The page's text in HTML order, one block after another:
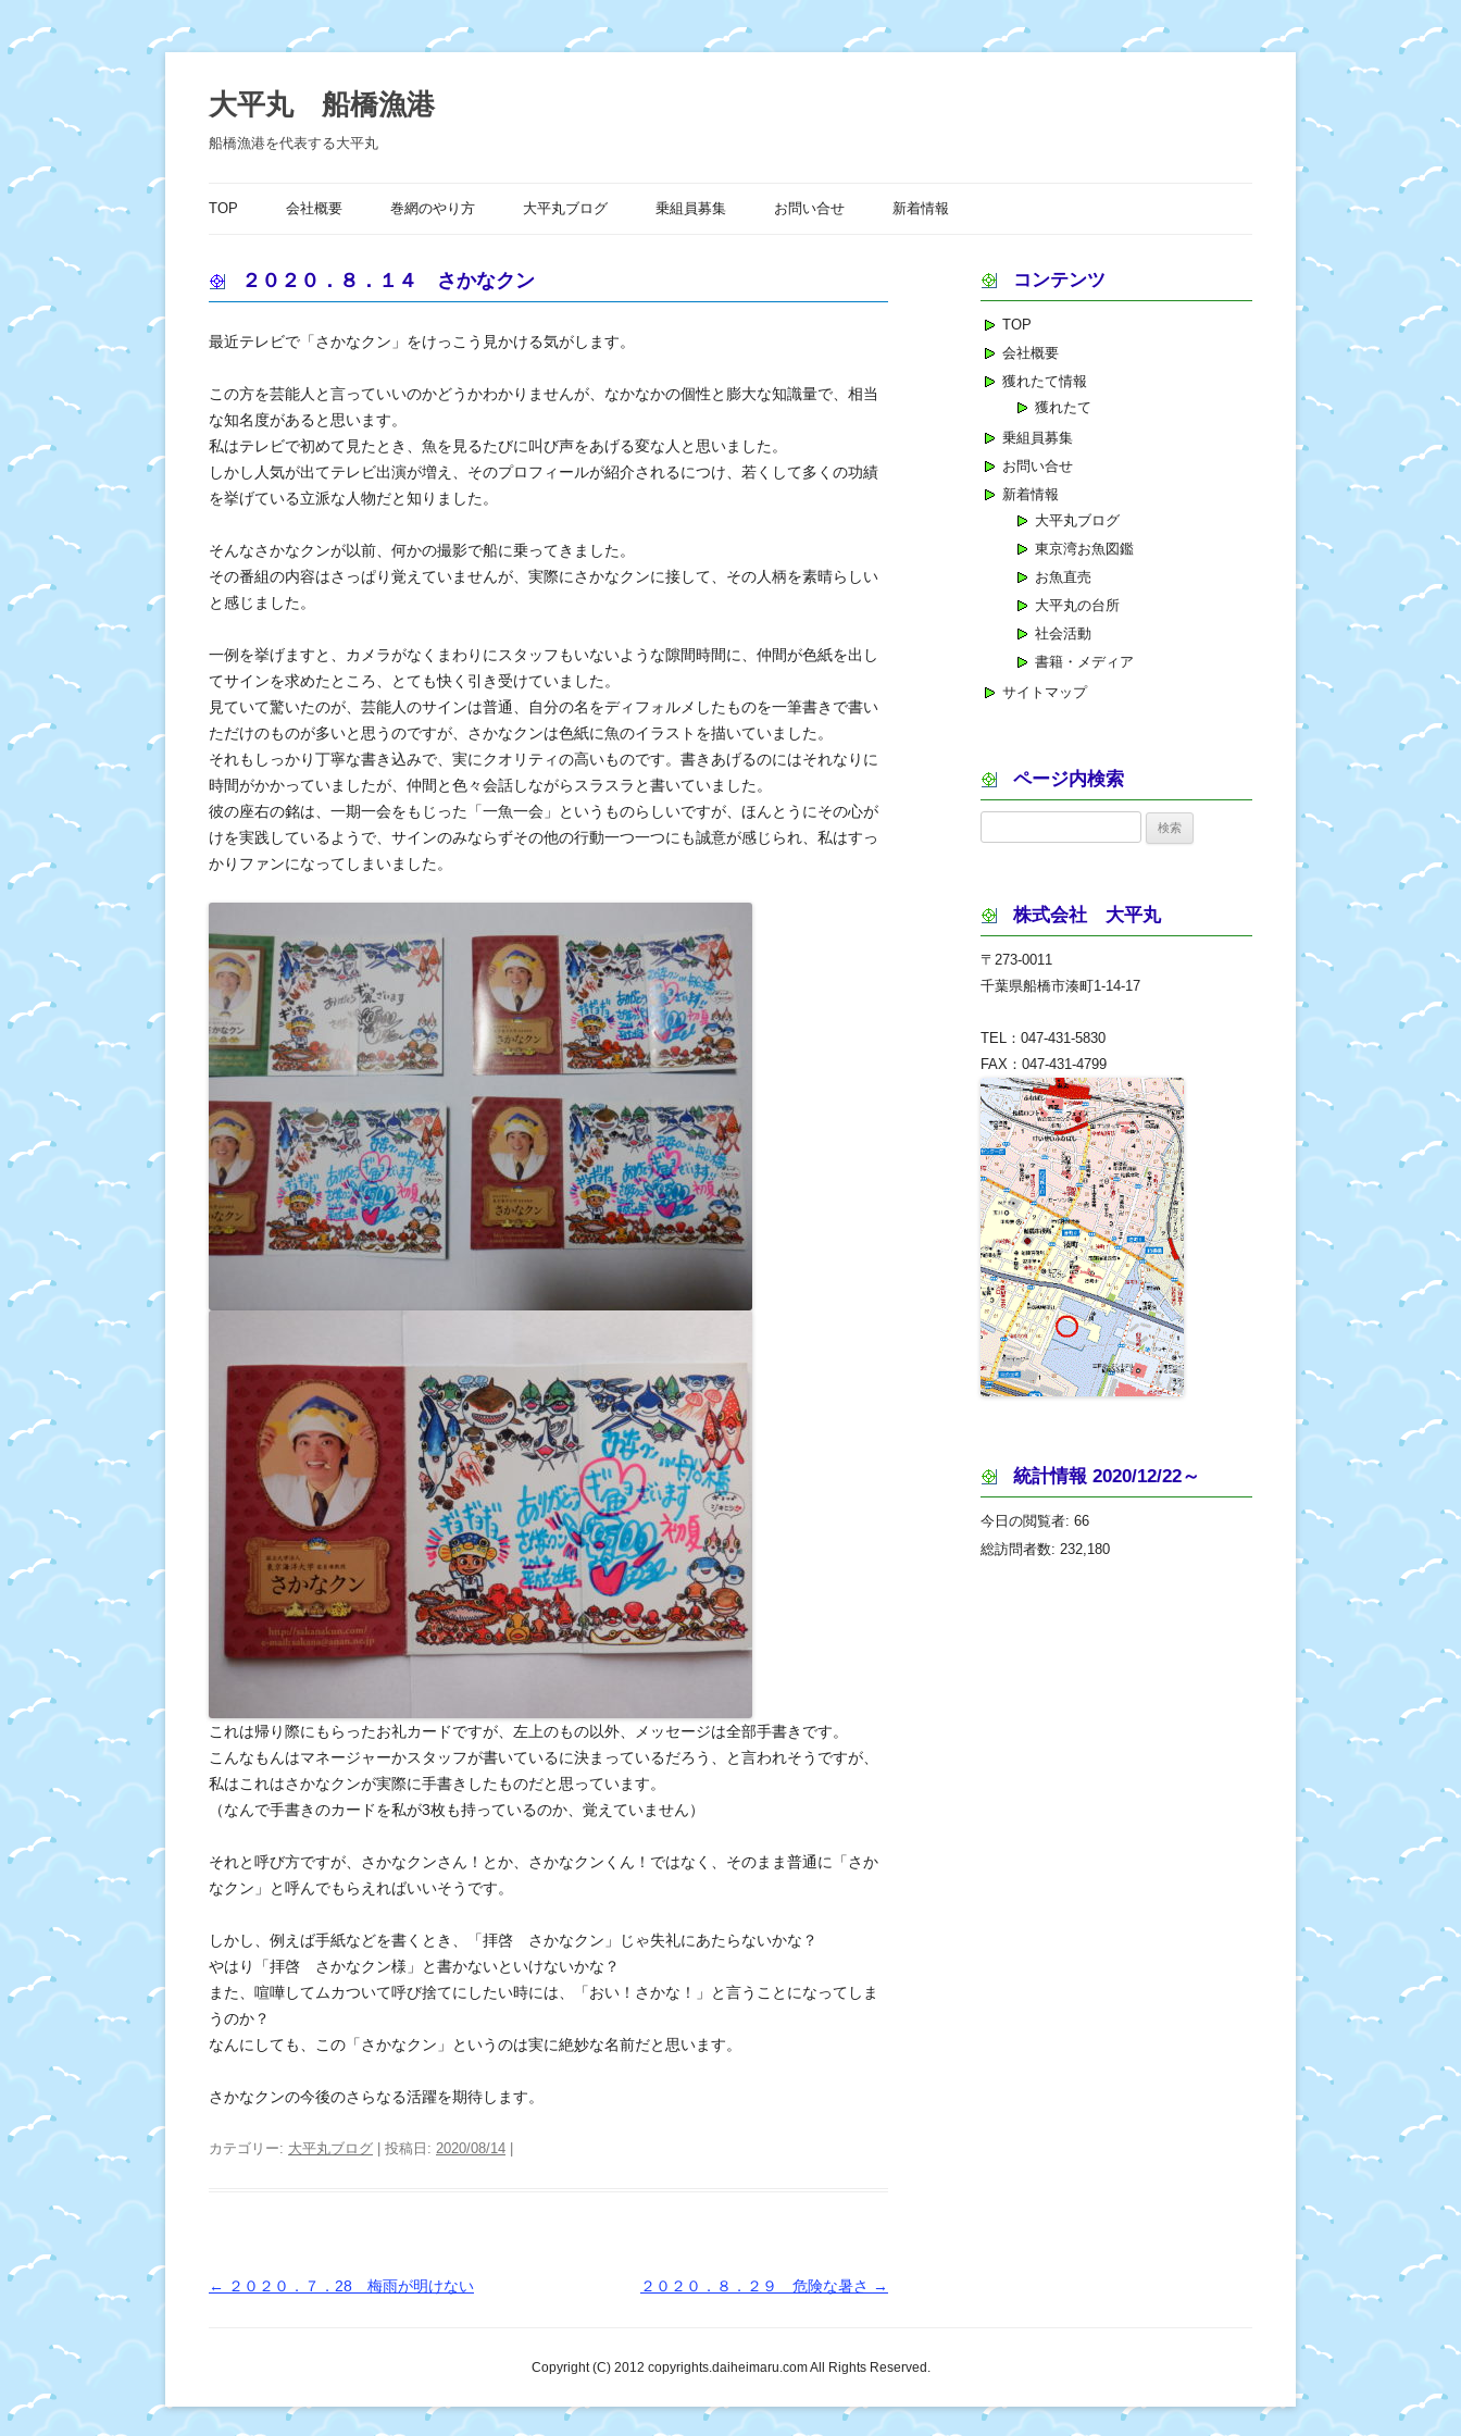
テ
ン
ツ
へ
ス
大平丸 船橋漁港
船橋漁港を代表する大平丸
TOP 会社概要 巻網のやり方 大平丸ブログ 乗組員募集 お問い合せ 新着情報
２０２０．８．１４ さかなクン
最近テレビで「さかなクン」をけっこう見かける気がします。
この方を芸能人と言っていいのかどうかわかりませんが、なかなかの個性と膨大な知識量で、相当
な知名度があると思います。
私はテレビで初めて見たとき、魚を見るたびに叫び声をあげる変な人と思いました。
しかし人気が出てテレビ出演が増え、そのプロフィールが紹介されるにつけ、若くして多くの功績
を挙げている立派な人物だと知りました。
そんなさかなクンが以前、何かの撮影で船に乗ってきました。
その番組の内容はさっぱり覚えていませんが、実際にさかなクンに接して、その人柄を素晴らしい
と感じました。
一例を挙げますと、カメラがなくまわりにスタッフもいないような隙間時間に、仲間が色紙を出し
てサインを求めたところ、とても快く引き受けていました。
見ていて驚いたのが、芸能人のサインは普通、自分の名をディフォルメしたものを一筆書きで書い
ただけのものが多いと思うのですが、さかなクンは色紙に魚のイラストを描いていました。
それもしっかり丁寧な書き込みで、実にクオリティの高いものです。書きあげるのにはそれなりに
時間がかかっていましたが、仲間と色々会話しながらスラスラと書いていました。
彼の座右の銘は、一期一会をもじった「一魚一会」というものらしいですが、ほんとうにその心が
けを実践しているようで、サインのみならずその他の行動一つ一つにも誠意が感じられ、私はすっ
かりファンになってしまいました。
これは帰り際にもらったお礼カードですが、左上のもの以外、メッセージは全部手書きです。
こんなもんはマネージャーかスタッフが書いているに決まっているだろう、と言われそうですが、
私はこれはさかなクンが実際に手書きしたものだと思っています。
（なんで手書きのカードを私が3枚も持っているのか、覚えていません）
それと呼び方ですが、さかなクンさん！とか、さかなクンくん！ではなく、そのまま普通に「さか
なクン」と呼んでもらえればいいそうです。
しかし、例えば手紙などを書くとき、「拝啓 さかなクン」じゃ失礼にあたらないかな？
やはり「拝啓 さかなクン様」と書かないといけないかな？
また、喧嘩してムカついて呼び捨てにしたい時には、「おい！さかな！」と言うことになってしま
うのか？
なんにしても、この「さかなクン」というのは実に絶妙な名前だと思います。
さかなクンの今後のさらなる活躍を期待します。
カテゴリー: 大平丸ブログ | 投稿日: 2020/08/14
投
ゲ
← ２０２０．７．28 梅雨が明けない ２０２０．８．２９ 危険な暑さ →
コンテンツ
TOP
会社概要
獲れたて情報
獲れたて
乗組員募集
お問い合せ
新着情報
大平丸ブログ
東京湾お魚図鑑
お魚直売
大平丸の台所
社会活動
書籍・メディア
サイトマップ
ページ内検索
株式会社 大平丸
〒273-0011
千葉県船橋市湊町1-14-17
TEL：047-431-5830
FAX：047-431-4799
統計情報 2020/12/22～
今日の閲覧者: 66
総訪問者数: 232,180
Copyright (C) 2012 copyrights.daiheimaru.com All Rights Reserved.